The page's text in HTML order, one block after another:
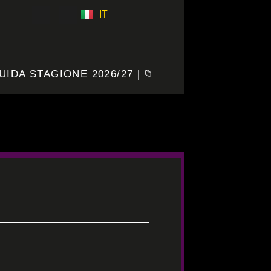
IT
ES
STAGIONE 2026/27 📁